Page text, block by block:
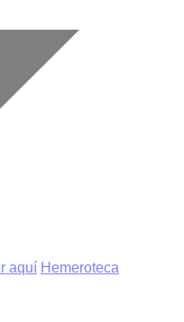
aquí Hemeroteca